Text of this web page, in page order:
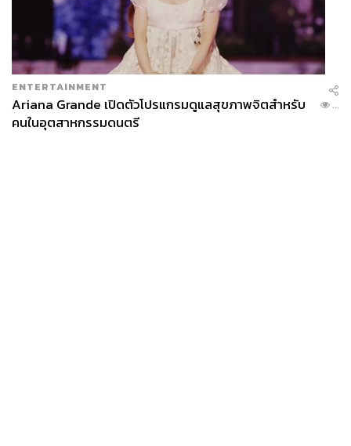
ENTERTAINMENT
Ariana Grande เปิดตัวโปรแกรมดูแลสุขภาพจิตสำหรับ
คนในอุตสาหกรรมดนตรี
...